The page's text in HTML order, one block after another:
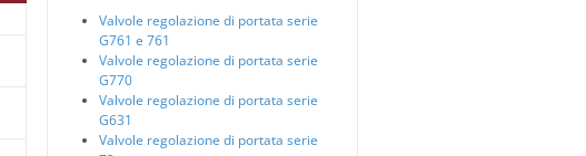
Valvole regolazione di portata serie
G761 e 761
Valvole regolazione di portata serie
G770
Valvole regolazione di portata serie
G631
Valvole regolazione di portata serie